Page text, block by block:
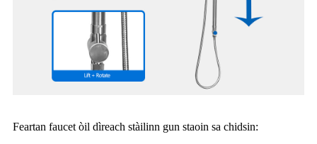
Feartan faucet òil dìreach stàilinn gun staoin sa chidsin: